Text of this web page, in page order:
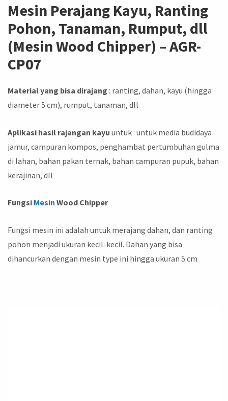
Mesin Perajang Kayu, Ranting
Pohon, Tanaman, Rumput, dll
(Mesin Wood Chipper) – AGR-
CP07
Material yang bisa dirajang : ranting, dahan, kayu (hingga
diameter 5 cm), rumput, tanaman, dll
Aplikasi hasil rajangan kayu untuk : untuk media budidaya
jamur, campuran kompos, penghambat pertumbuhan gulma
di lahan, bahan pakan ternak, bahan campuran pupuk, bahan
kerajinan, dll
Fungsi Mesin Wood Chipper
Fungsi mesin ini adalah untuk merajang dahan, dan ranting
pohon menjadi ukuran kecil-kecil. Dahan yang bisa
dihancurkan dengan mesin type ini hingga ukuran 5 cm